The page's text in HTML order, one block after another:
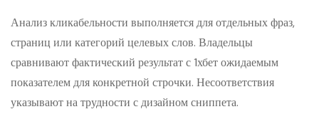
Анализ кликабельности выполняется для отдельных фраз,
страниц или категорий целевых слов. Владельцы
сравнивают фактический результат с 1хбет ожидаемым
показателем для конкретной строчки. Несоответствия
указывают на трудности с дизайном сниппета.